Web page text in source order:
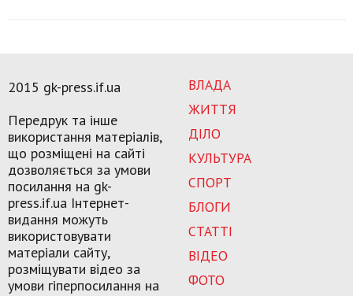
ВЛАДА
ЖИТТЯ
ДІЛО
КУЛЬТУРА
СПОРТ
БЛОГИ
СТАТТІ
ВІДЕО
ФОТО
2015 gk-press.if.ua
Передрук та інше
використання матеріалів,
що розміщені на сайті
дозволяється за умови
посилання на gk-
press.if.ua Інтернет-
видання можуть
використовувати
матеріали сайту,
розміщувати відео за
умови гіперпосилання на